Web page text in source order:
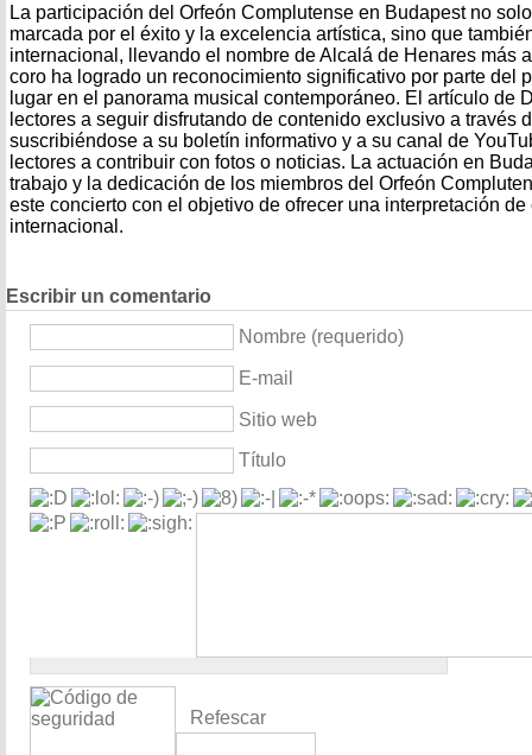
La participación del Orfeón Complutense en Budapest no
marcada por el éxito y la excelencia artística, sino que
internacional, llevando el nombre de Alcalá de Henares más
coro ha logrado un reconocimiento significativo por parte del
lugar en el panorama musical contemporáneo. El artículo de
lectores a seguir disfrutando de contenido exclusivo a través
suscribiéndose a su boletín informativo y a su canal de
lectores a contribuir con fotos o noticias. La actuación en
trabajo y la dedicación de los miembros del Orfeón
este concierto con el objetivo de ofrecer una interpretación
internacional.
Escribir un comentario
Nombre (requerido)
E-mail
Sitio web
Título
Refescar